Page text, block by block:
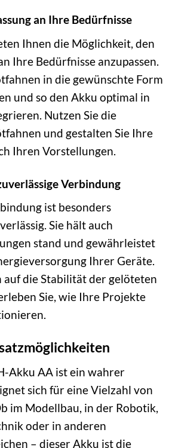
an Ihre Bedürfnisse
Ihnen die Möglichkeit, den
Ihre Bedürfnisse anzupassen.
in die gewünschte Form
und so den Akku optimal in
Nutzen Sie die
und gestalten Sie Ihre
Ihren Vorstellungen.
Verbindung
ist besonders
Sie hält auch
stand und gewährleistet
Ihrer Geräte.
auf die Stabilität der gelöteten
Sie, wie Ihre Projekte
Akku AA ist ein wahrer
sich für eine Vielzahl von
im Modellbau, in der Robotik,
oder in anderen
– dieser Akku ist die